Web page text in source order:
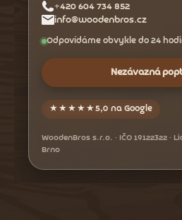
+420 604 734 852
info@woodenbros.cz
Odpovídáme obvykle do 24
Nezávazná
★★★★★5,0 na Google
WoodenBros s.r.o. · IČO 19122322 ·
Brno